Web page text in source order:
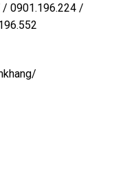
/ 0901.196.224 /